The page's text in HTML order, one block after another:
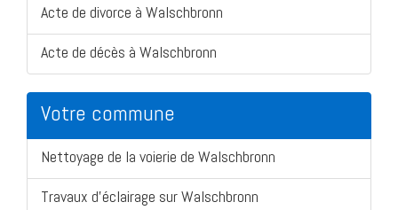
Acte de divorce à Walschbronn
Acte de décès à Walschbronn
Votre commune
Nettoyage de la voierie de Walschbronn
Travaux d'éclairage sur Walschbronn